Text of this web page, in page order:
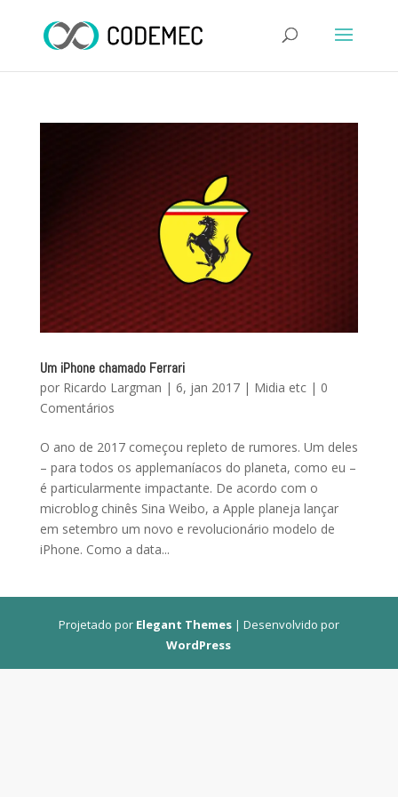
Um iPhone chamado Ferrari
por Ricardo Largman | 6, jan 2017| Midia etc| 0
Comentários
O ano de 2017 começou repleto de rumores. Um deles
– para todos os applemaníacos do planeta, como eu –
é particularmente impactante. De acordo com o
microblog chinês Sina Weibo, a Apple planeja lançar
em setembro um novo e revolucionário modelo de
iPhone. Como a data...
Projetado por Elegant Themes| Desenvolvido por
WordPress